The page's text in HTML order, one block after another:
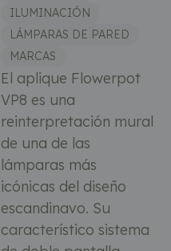
ILUMINACIÓN
LÁMPARAS DE PARED
MARCAS
El aplique Flowerpot
VP8 es una
reinterpretación mural
de una de las
lámparas más
icónicas del diseño
escandinavo. Su
característico sistema